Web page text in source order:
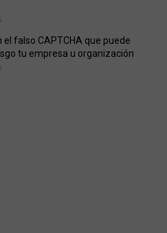
el falso CAPTCHA que puede
tu empresa u organización